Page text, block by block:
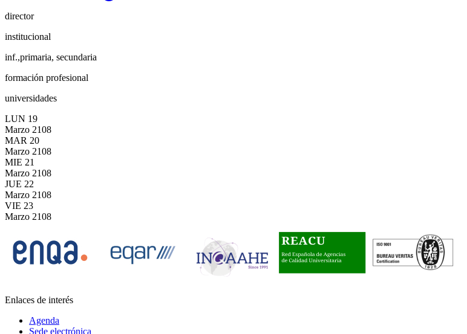
director
institucional
inf.,primaria, secundaria
formación profesional
universidades
LUN 19
Marzo 2108
MAR 20
Marzo 2108
MIE 21
Marzo 2108
JUE 22
Marzo 2108
VIE 23
Marzo 2108
Enlaces de interés
Agenda
Sede electrónica